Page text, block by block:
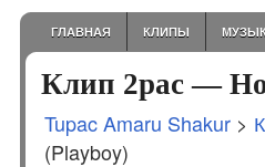
ГЛАВНАЯ КЛИПЫ
Клип 2pac —
Tupac Amaru Shakur >
(Playboy)